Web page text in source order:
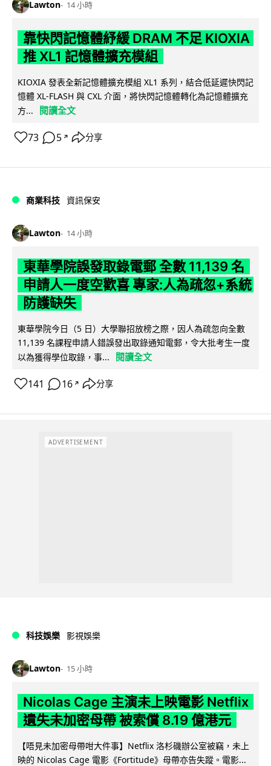
Lawton 14 小時
靠快閃記憶體紓緩 DRAM 不足 KIOXIA
推 XL1 記憶體擴充模組
KIOXIA 發表全新記憶體擴充模組 XL1 系列，結合低延遲快閃記
憶體 XL-FLASH 與 CXL 介面，將快閃記憶體轉化為記憶體擴充
方...
閱讀全文
73 5 ↗ 分享
商業科技 資訊保安
Lawton 14 小時
東華學院誤發取錄電郵 全數 11,139 名
申請人一度空歡喜 專家:人為疏忽+系統
防護缺失
東華學院今日（5 日）大學聯招放榜之際，因人為疏忽向全數
11,139 名課程申請人錯誤發出取錄通知電郵，令大批考生一度
以為獲得學位取錄，事...
閱讀全文
141 16 ↗ 分享
ADVERTISEMENT
科技娛樂 影視娛樂
Lawton 15 小時
Nicolas Cage 主演未上映電影 Netflix
遺失未加密母帶 被索償 8.19 億港元
【唔見未加密母帶咁大件事】Netflix 洛杉磯辦公室被竊，未上
映的 Nicolas Cage 電影《Fortitude》母帶亦告失蹤。電影...